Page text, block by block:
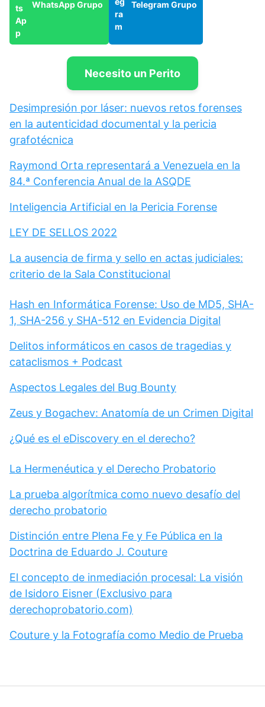
WhatsApp Grupo Telegram Grupo
Necesito un Perito
Desimpresión por láser: nuevos retos forenses
en la autenticidad documental y la pericia
grafotécnica
Raymond Orta representará a Venezuela en la
84.ª Conferencia Anual de la ASQDE
Inteligencia Artificial en la Pericia Forense
LEY DE SELLOS 2022
La ausencia de firma y sello en actas judiciales:
criterio de la Sala Constitucional
Hash en Informática Forense: Uso de MD5, SHA-
1, SHA-256 y SHA-512 en Evidencia Digital
Delitos informáticos en casos de tragedias y
cataclismos + Podcast
Aspectos Legales del Bug Bounty
Zeus y Bogachev: Anatomía de un Crimen Digital
¿Qué es el eDiscovery en el derecho?
La Hermenéutica y el Derecho Probatorio
La prueba algorítmica como nuevo desafío del
derecho probatorio
Distinción entre Plena Fe y Fe Pública en la
Doctrina de Eduardo J. Couture
El concepto de inmediación procesal: La visión
de Isidoro Eisner (Exclusivo para
derechoprobatorio.com)
Couture y la Fotografía como Medio de Prueba